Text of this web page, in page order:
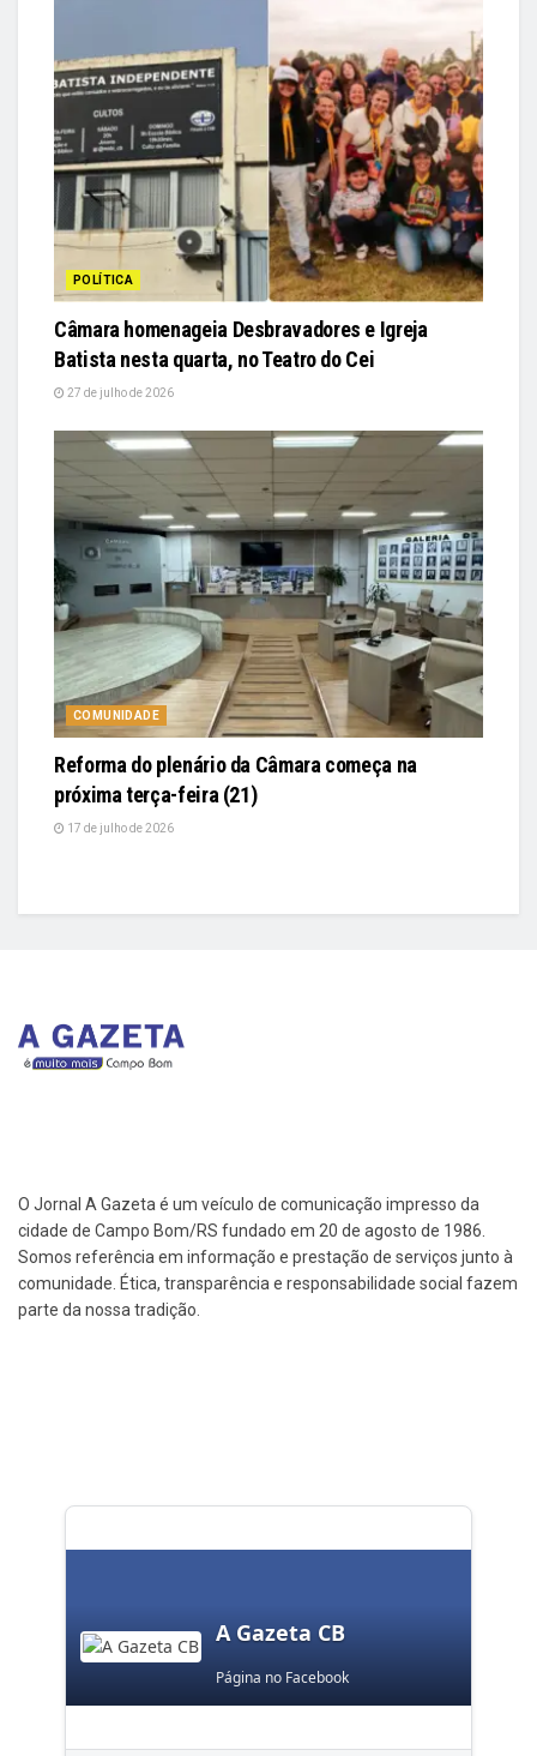
POLÍTICA
Câmara homenageia Desbravadores e Igreja
Batista nesta quarta, no Teatro do Cei
27 de julho de 2026
COMUNIDADE
Reforma do plenário da Câmara começa na
próxima terça-feira (21)
17 de julho de 2026
O Jornal A Gazeta é um veículo de comunicação impresso da
cidade de Campo Bom/RS fundado em 20 de agosto de 1986.
Somos referência em informação e prestação de serviços junto à
comunidade. Ética, transparência e responsabilidade social fazem
parte da nossa tradição.
A Gazeta CB
Página no Facebook